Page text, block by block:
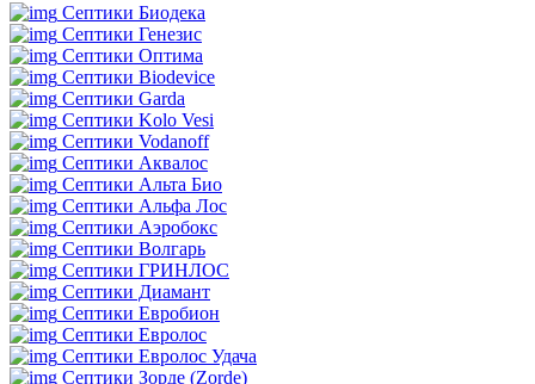
Септики Биодека
Септики Генезис
Септики Оптима
Септики Biodevice
Септики Garda
Септики Kolo Vesi
Септики Vodanoff
Септики Аквалос
Септики Альта Био
Септики Альфа Лос
Септики Аэробокс
Септики Волгарь
Септики ГРИНЛОС
Септики Диамант
Септики Евробион
Септики Евролос
Септики Евролос Удача
Септики Зорде (Zorde)